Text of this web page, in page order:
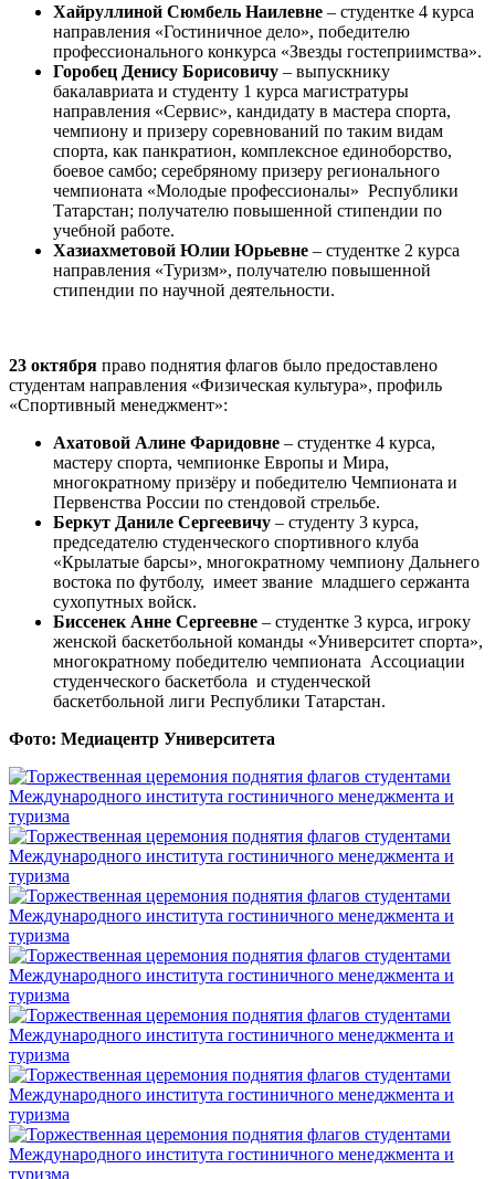
Хайруллиной Сюмбель Наилевне – студентке 4 курса
направления «Гостиничное дело», победителю
профессионального конкурса «Звезды гостеприимства».
Горобец Денису Борисовичу – выпускнику
бакалавриата и студенту 1 курса магистратуры
направления «Сервис», кандидату в мастера спорта,
чемпиону и призеру соревнований по таким видам
спорта, как панкратион, комплексное единоборство,
боевое самбо; серебряному призеру регионального
чемпионата «Молодые профессионалы» Республики
Татарстан; получателю повышенной стипендии по
учебной работе.
Хазиахметовой Юлии Юрьевне – студентке 2 курса
направления «Туризм», получателю повышенной
стипендии по научной деятельности.
23 октября право поднятия флагов было предоставлено
студентам направления «Физическая культура», профиль
«Спортивный менеджмент»:
Ахатовой Алине Фаридовне – студентке 4 курса,
мастеру спорта, чемпионке Европы и Мира,
многократному призёру и победителю Чемпионата и
Первенства России по стендовой стрельбе.
Беркут Даниле Сергеевичу – студенту 3 курса,
председателю студенческого спортивного клуба
«Крылатые барсы», многократному чемпиону Дальнего
востока по футболу, имеет звание младшего сержанта
сухопутных войск.
Биссенек Анне Сергеевне – студентке 3 курса, игроку
женской баскетбольной команды «Университет спорта»,
многократному победителю чемпионата Ассоциации
студенческого баскетбола и студенческой
баскетбольной лиги Республики Татарстан.
Фото: Медиацентр Университета